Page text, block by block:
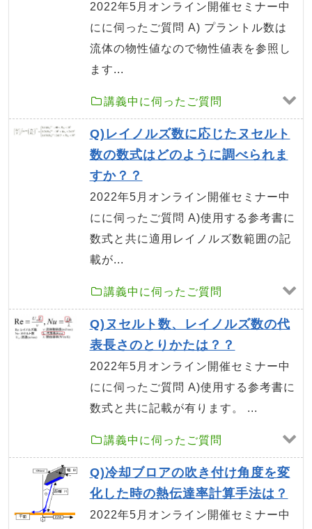
2022年5月オンライン開催セミナー中
にに伺ったご質問 A) プラントル数は
流体の物性値なので物性値表を参照し
ます...
講義中に伺ったご質問
Q)レイノルズ数に応じたヌセルト
数の数式はどのように調べられま
すか？？
2022年5月オンライン開催セミナー中
にに伺ったご質問 A)使用する参考書に
数式と共に適用レイノルズ数範囲の記
載が...
講義中に伺ったご質問
Q)ヌセルト数、レイノルズ数の代
表長さのとりかたは？？
2022年5月オンライン開催セミナー中
にに伺ったご質問 A)使用する参考書に
数式と共に記載が有ります。 ...
講義中に伺ったご質問
Q)冷却ブロアの吹き付け角度を変
化した時の熱伝達率計算手法は？
2022年5月オンライン開催セミナー中